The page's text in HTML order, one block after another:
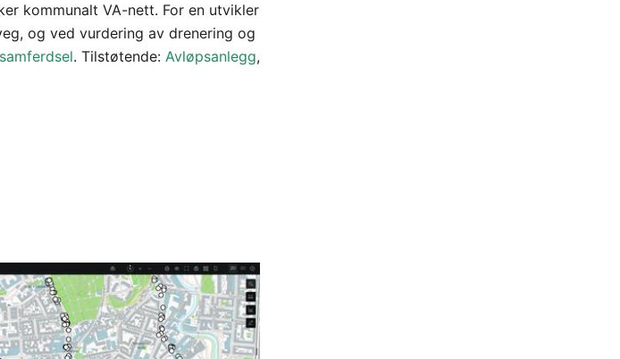
kommunalt VA-nett. For en utvikler
og ved vurdering av drenering og
samferdsel. Tilstøtende: Avløpsanlegg,